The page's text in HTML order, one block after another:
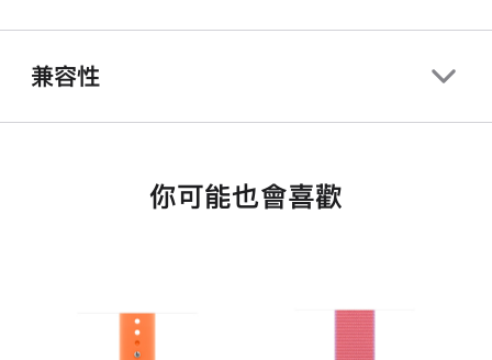
兼容性
你可能也會喜歡